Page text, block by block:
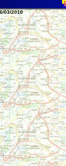
03/2010